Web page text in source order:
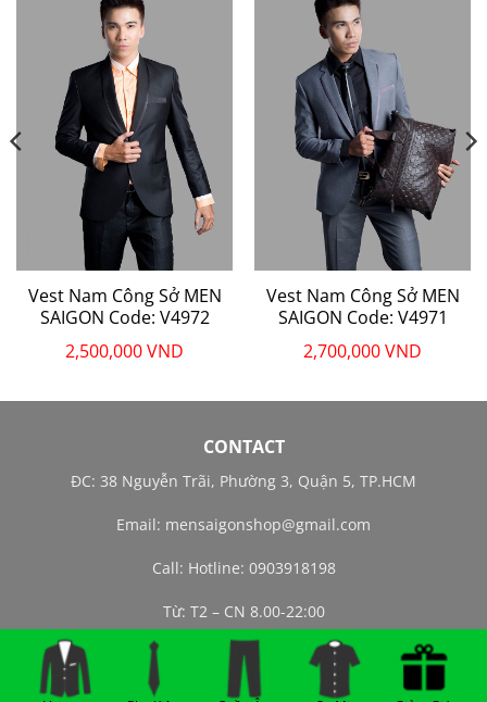
Vest Nam Công Sở MEN
SAIGON Code: V4972
2,500,000VND
Vest Nam Công Sở MEN
SAIGON Code: V4971
2,700,000VND
CONTACT
ĐC: 38 Nguyễn Trãi, Phường 3, Quận 5, TP.HCM
Email: mensaigonshop@gmail.com
Call: Hotline: 0903918198
Từ: T2 – CN 8.00-22:00
© 2021 | ALL RIGHTS RESERVED